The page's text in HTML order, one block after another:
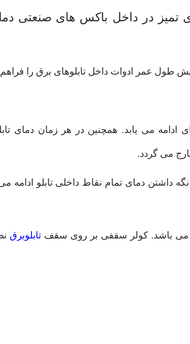
تمیز در داخل باکس های صنعتی
طول عمر ادوات داخل تابلوهای برق را
ادامه می یابد. همچنین در هر زمان دمای
می گردد.
دمای تمام نقاط داخلی تابلو ادامه می
می باشد. کولر سقفی بر روی سقف تابلوبرق